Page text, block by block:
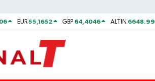
EUR55,1652 GBP 64,4046 ALTIN 6648.99